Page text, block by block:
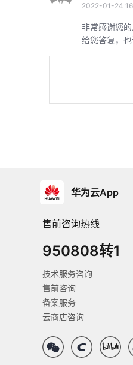
2022-01-24
非常感谢您
给您答复，
华为云App
售前咨询热线
950808转1
技术服务咨询
售前咨询
备案服务
云商店咨询